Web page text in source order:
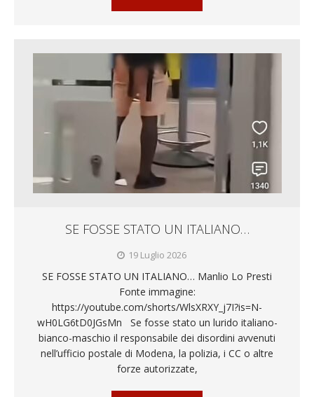
SE FOSSE STATO UN ITALIANO…
19 Luglio 2026
SE FOSSE STATO UN ITALIANO… Manlio Lo Presti
Fonte immagine:
https://youtube.com/shorts/WlsXRXY_j7I?is=N-
wH0LG6tD0JGsMn Se fosse stato un lurido italiano-
bianco-maschio il responsabile dei disordini avvenuti
nell’ufficio postale di Modena, la polizia, i CC o altre
forze autorizzate,